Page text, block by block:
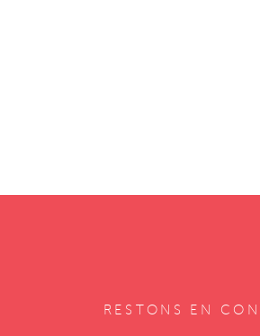
RESTONS EN